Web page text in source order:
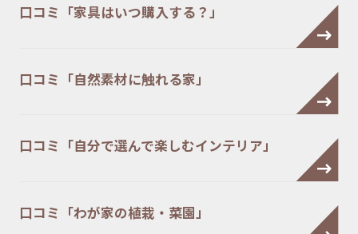
口コミ「家具はいつ購入する？」
口コミ「自然素材に触れる家」
口コミ「自分で選んで楽しむインテリア」
口コミ「わが家の植栽・菜園」